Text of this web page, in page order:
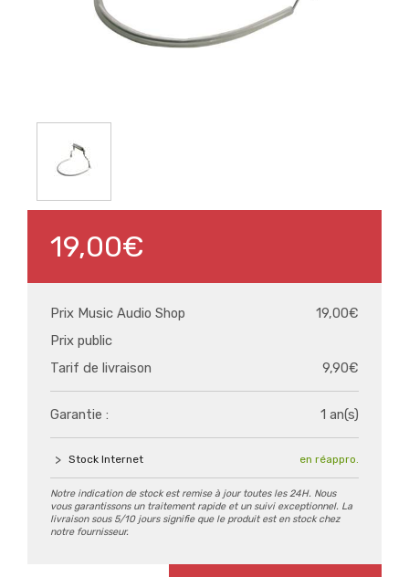
19,00€
Prix Music Audio Shop
19,00€
Prix public
Tarif de livraison
9,90€
Garantie : 1 an(s)
Stock Internet en réappro.
Notre indication de stock est remise à jour toutes les 24H. Nous
vous garantissons un traitement rapide et un suivi exceptionnel. La
livraison sous 5/10 jours signifie que le produit est en stock chez
notre fournisseur.